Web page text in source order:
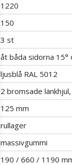
1220
150
3 st
åt båda sidorna 15°
ljusblå RAL 5012
2 bromsade
125 mm
rullager
massivgummi
190 / 660 / 1190